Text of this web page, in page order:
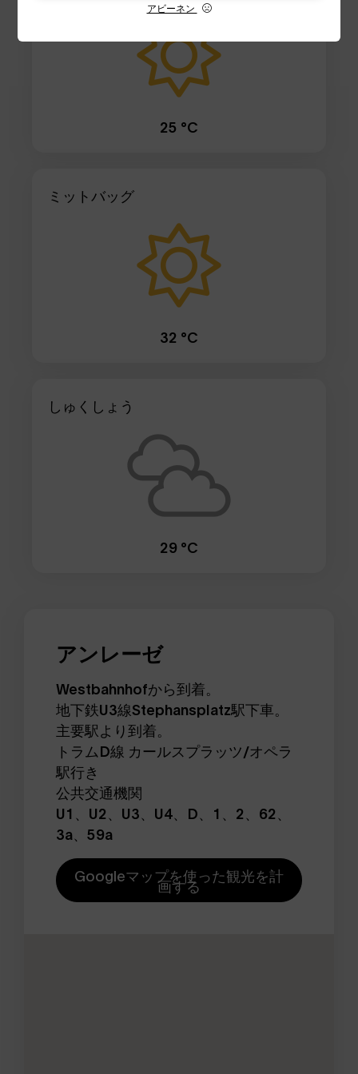
25 °C
ミットバッグ
32 °C
しゅくしょう
29 °C
アンレーゼ
Westbahnhofから到着。
地下鉄U3線Stephansplatz駅下車。
主要駅より到着。
トラムD線 カールスプラッツ/オペラ
駅行き
公共交通機関
U1、U2、U3、U4、D、1、2、62、
3a、59a
Googleマップを使った観光を計
画する
アビーネン